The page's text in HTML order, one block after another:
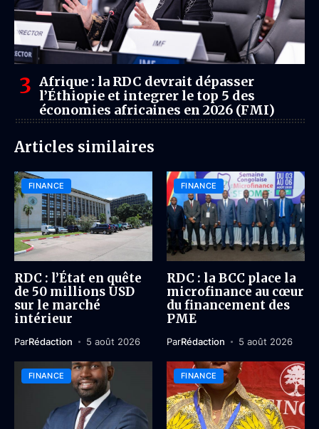
Afrique : la RDC devrait dépasser
l’Éthiopie et integrer le top 5 des
économies africaines en 2026 (FMI)
Articles similaires
FINANCE
RDC : l’État en quête
de 50 millions USD
sur le marché
intérieur
ParRédaction 5 août 2026
FINANCE
RDC : la BCC place la
microfinance au cœur
du financement des
PME
ParRédaction 5 août 2026
FINANCE FINANCE